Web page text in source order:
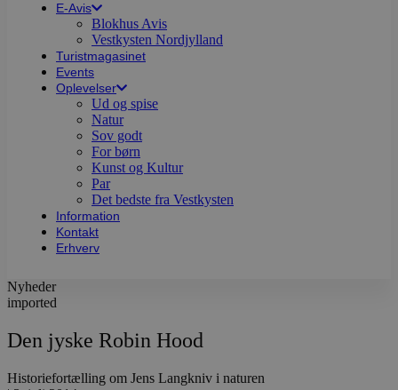
E-Avis
Blokhus Avis
Vestkysten Nordjylland
Turistmagasinet
Events
Oplevelser
Ud og spise
Natur
Sov godt
For børn
Kunst og Kultur
Par
Det bedste fra Vestkysten
Information
Kontakt
Erhverv
Nyheder
imported
Den jyske Robin Hood
Historiefortælling om Jens Langkniv i naturen